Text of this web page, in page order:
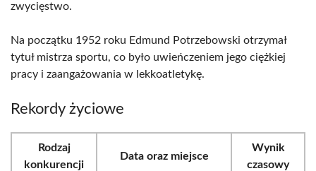
zwycięstwo.
Na początku 1952 roku Edmund Potrzebowski otrzymał
tytuł mistrza sportu, co było uwieńczeniem jego ciężkiej
pracy i zaangażowania w lekkoatletykę.
Rekordy życiowe
Rodzaj
konkurencji
Data oraz miejsce
Wynik
czasowy